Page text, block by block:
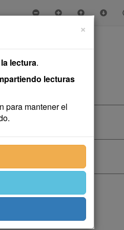
×
lectura.
lecturas
para mantener el